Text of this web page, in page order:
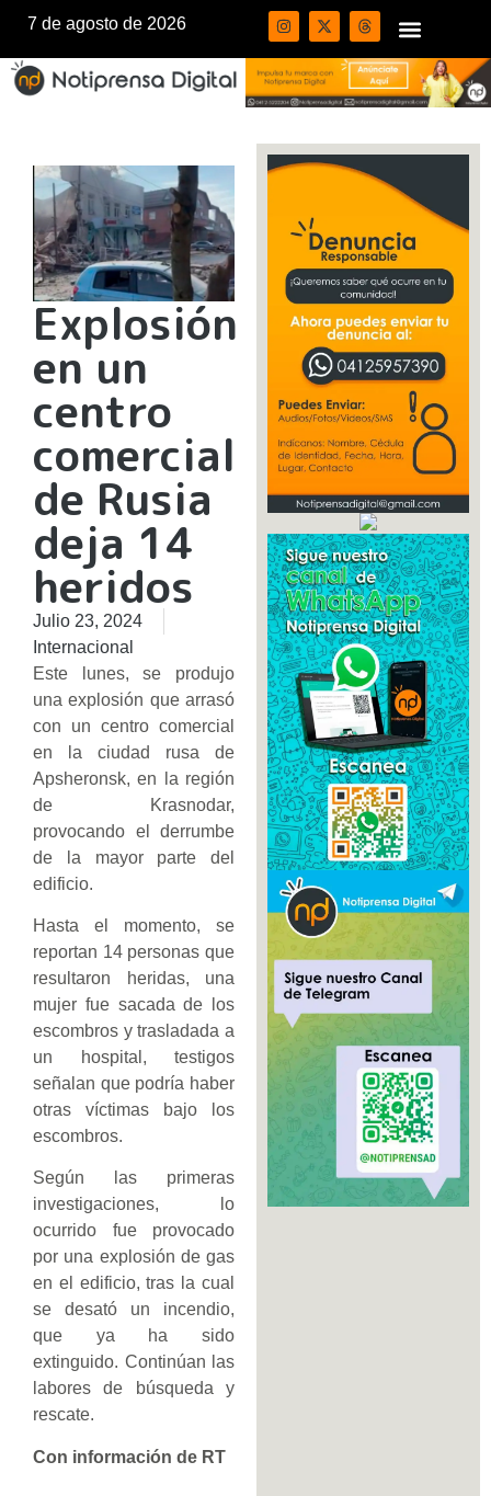
7 de agosto de 2026
Explosión
en un
centro
comercial
de Rusia
deja 14
heridos
Julio 23, 2024
Internacional
Este lunes, se produjo
una explosión que arrasó
con un centro comercial
en la ciudad rusa de
Apsheronsk, en la región
de Krasnodar,
provocando el derrumbe
de la mayor parte del
edificio.
Hasta el momento, se
reportan 14 personas que
resultaron heridas, una
mujer fue sacada de los
escombros y trasladada a
un hospital, testigos
señalan que podría haber
otras víctimas bajo los
escombros.
Según las primeras
investigaciones, lo
ocurrido fue provocado
por una explosión de gas
en el edificio, tras la cual
se desató un incendio,
que ya ha sido
extinguido. Continúan las
labores de búsqueda y
rescate.
Con información de RT